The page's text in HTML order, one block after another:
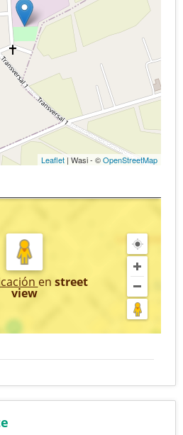
Leaflet | Wasi - ©OpenStreetMap
en street
view